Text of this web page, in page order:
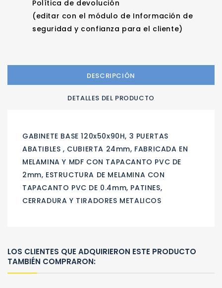
Política de devolución
(editar con el módulo de Información de
seguridad y confianza para el cliente)
DESCRIPCIÓN
DETALLES DEL PRODUCTO
GABINETE BASE 120x50x90H, 3 PUERTAS
ABATIBLES , CUBIERTA 24mm, FABRICADA EN
MELAMINA Y MDF CON TAPACANTO PVC DE
2mm, ESTRUCTURA DE MELAMINA CON
TAPACANTO PVC DE 0.4mm, PATINES,
CERRADURA Y TIRADORES METALICOS
LOS CLIENTES QUE ADQUIRIERON ESTE PRODUCTO
TAMBIÉN COMPRARON: